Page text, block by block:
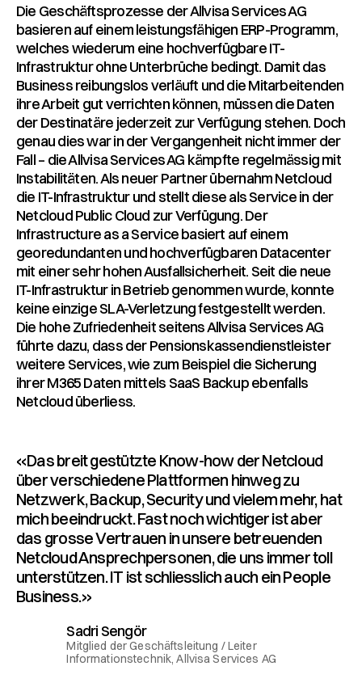
Die Geschäftsprozesse der Allvisa Services AG
basieren auf einem leistungsfähigen ERP-Programm,
welches wiederum eine hochverfügbare IT-
Infrastruktur ohne Unterbrüche bedingt. Damit das
Business reibungslos verläuft und die Mitarbeitenden
ihre Arbeit gut verrichten können, müssen die Daten
der Destinatäre jederzeit zur Verfügung stehen. Doch
genau dies war in der Vergangenheit nicht immer der
Fall – die Allvisa Services AG kämpfte regelmässig mit
Instabilitäten. Als neuer Partner übernahm Netcloud
die IT-Infrastruktur und stellt diese als Service in der
Netcloud Public Cloud zur Verfügung. Der
Infrastructure as a Service basiert auf einem
georedundanten und hochverfügbaren Datacenter
mit einer sehr hohen Ausfallsicherheit. Seit die neue
IT-Infrastruktur in Betrieb genommen wurde, konnte
keine einzige SLA-Verletzung festgestellt werden.
Die hohe Zufriedenheit seitens Allvisa Services AG
führte dazu, dass der Pensionskassendienstleister
weitere Services, wie zum Beispiel die Sicherung
ihrer M365 Daten mittels SaaS Backup ebenfalls
Netcloud überliess.
«Das breit gestützte Know-how der Netcloud
über verschiedene Plattformen hinweg zu
Netzwerk, Backup, Security und vielem mehr, hat
mich beeindruckt. Fast noch wichtiger ist aber
das grosse Vertrauen in unsere betreuenden
Netcloud Ansprechpersonen, die uns immer toll
unterstützen. IT ist schliesslich auch ein People
Business.»
Sadri Sengör
Mitglied der Geschäftsleitung / Leiter
Informationstechnik, Allvisa Services AG